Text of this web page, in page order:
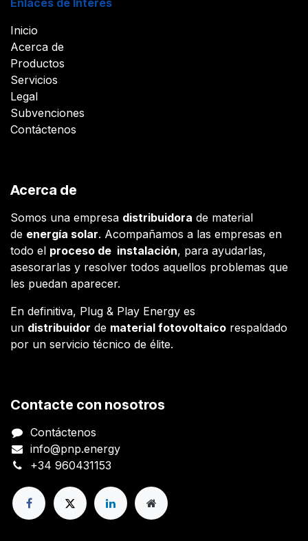
Inicio
Acerca de
Productos
Servicios
Legal
Subvenciones
Contáctenos
Acerca de
Somos una empresa distribuidora de material
de energía solar. Acompañamos a las empresas en
todo el proceso de instalación, para ayudarlas,
asesorarlas y resolver todos aquellos problemas que
les puedan aparecer.
En definitiva, Plug & Play Energy es
un distribuidor de material fotovoltaico respaldado
por un servicio técnico de élite.
Contacte con nosotros
Contáctenos
info@pnp.energy
+34 960431153